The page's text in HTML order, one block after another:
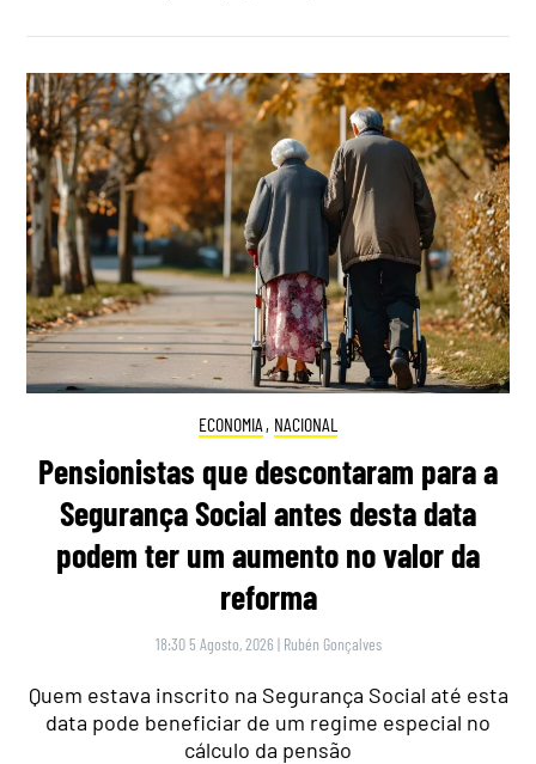
ECONOMIA , NACIONAL
Pensionistas que descontaram para a
Segurança Social antes desta data
podem ter um aumento no valor da
reforma
18:30 5 Agosto, 2026 | Rubén Gonçalves
Quem estava inscrito na Segurança Social até esta
data pode beneficiar de um regime especial no
cálculo da pensão